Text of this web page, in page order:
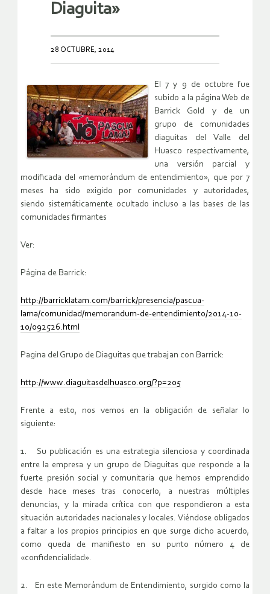
Diaguita»
28 OCTUBRE, 2014
El 7 y 9 de octubre fue
subido a la página Web de
Barrick Gold y de un
grupo de comunidades
diaguitas del Valle del
Huasco respectivamente,
una versión parcial y
modificada del «memorándum de entendimiento», que por 7
meses ha sido exigido por comunidades y autoridades,
siendo sistemáticamente ocultado incluso a las bases de las
comunidades firmantes
Ver:
Página de Barrick:
http://barricklatam.com/barrick/presencia/pascua-
lama/comunidad/memorandum-de-entendimiento/2014-10-
10/092526.html
Pagina del Grupo de Diaguitas que trabajan con Barrick:
http://www.diaguitasdelhuasco.org/?p=205
Frente a esto, nos vemos en la obligación de señalar lo
siguiente:
1. Su publicación es una estrategia silenciosa y coordinada
entre la empresa y un grupo de Diaguitas que responde a la
fuerte presión social y comunitaria que hemos emprendido
desde hace meses tras conocerlo, a nuestras múltiples
denuncias, y la mirada crítica con que respondieron a esta
situación autoridades nacionales y locales. Viéndose obligados
a faltar a los propios principios en que surge dicho acuerdo,
como queda de manifiesto en su punto número 4 de
«confidencialidad».
2. En este Memorándum de Entendimiento, surgido como la